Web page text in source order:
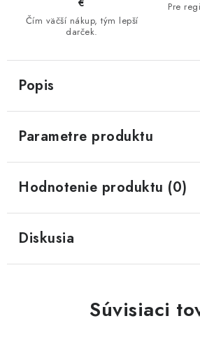
€
Čím väčší nákup, tým lepší
darček.
Pre
Popis
Parametre produktu
Hodnotenie produktu (0)
Diskusia
Súvisiaci